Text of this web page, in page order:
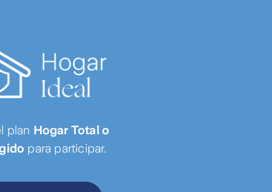
plan Hogar Total o
para participar.